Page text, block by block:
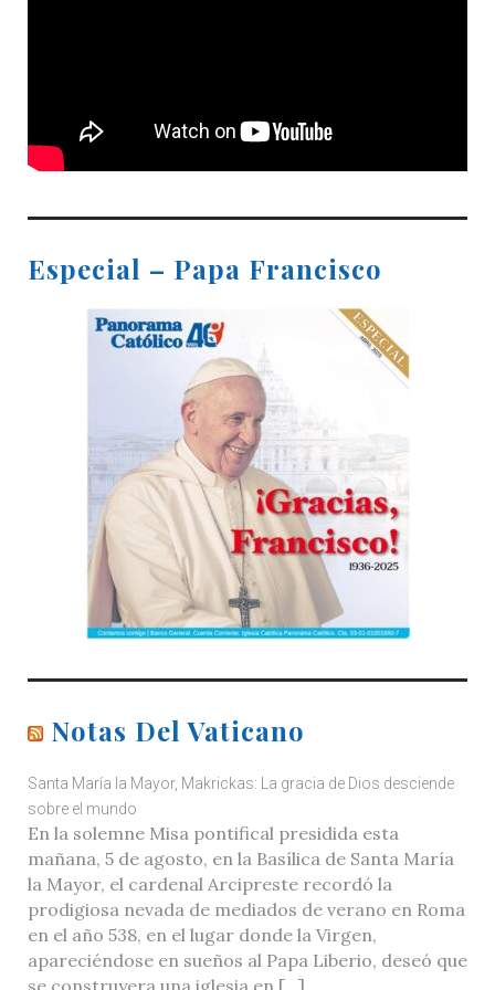
Especial – Papa Francisco
Notas Del Vaticano
Santa María la Mayor, Makrickas: La gracia de Dios desciende
sobre el mundo
En la solemne Misa pontifical presidida esta
mañana, 5 de agosto, en la Basílica de Santa María
la Mayor, el cardenal Arcipreste recordó la
prodigiosa nevada de mediados de verano en Roma
en el año 538, en el lugar donde la Virgen,
apareciéndose en sueños al Papa Liberio, deseó que
se construyera una iglesia en […]